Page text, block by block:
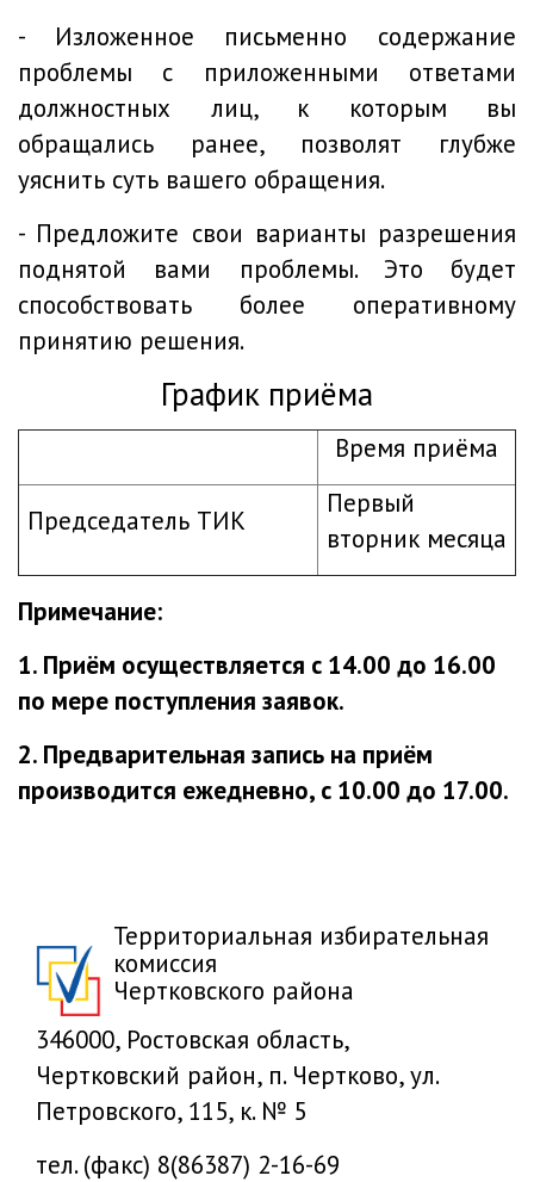
- Изложенное письменно содержание
проблемы с приложенными ответами
должностных лиц, к которым вы
обращались ранее, позволят глубже
уяснить суть вашего обращения.
- Предложите свои варианты разрешения
поднятой вами проблемы. Это будет
способствовать более оперативному
принятию решения.
График приёма
Время приёма
Председатель ТИК
Первый
вторник месяца
Примечание:
1. Приём осуществляется с 14.00 до 16.00
по мере поступления заявок.
2. Предварительная запись на приём
производится ежедневно, с 10.00 до 17.00.
Территориальная избирательная
комиссия
Чертковского района
346000, Ростовская область,
Чертковский район, п. Чертково, ул.
Петровского, 115, к. № 5
тел. (факс) 8(86387) 2-16-69